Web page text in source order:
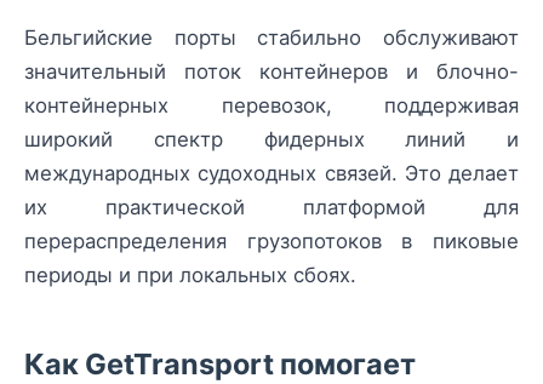
Бельгийские порты стабильно обслуживают
значительный поток контейнеров и блочно-
контейнерных перевозок, поддерживая
широкий спектр фидерных линий и
международных судоходных связей. Это делает
их практической платформой для
перераспределения грузопотоков в пиковые
периоды и при локальных сбоях.
Как GetTransport помогает